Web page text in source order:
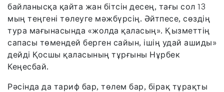
байланысқа қайта жан бітсін десең, тағы сол 13
мың теңгені төлеуге мәжбүрсің. Әйтпесе, сөздің
тура мағынасында «жолда қаласың». Қызметтің
сапасы төмендей берген сайын, ішің удай ашиды»
дейді Қосшы қаласының тұрғыны Нұрбек
Кеңесбай.
Рәсінда да тариф бар, төлем бар, бірақ тұрақты